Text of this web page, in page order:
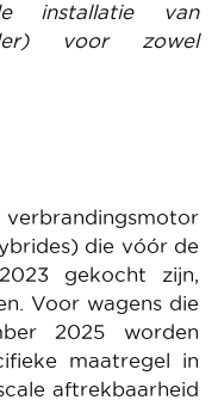
installatie van
voor zowel
die vóór de
gekocht zijn,
Voor wagens die
2025 worden
maatregel in
aftrekbaarheid